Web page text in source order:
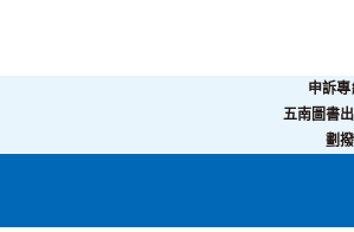
申訴
五南圖書
劃